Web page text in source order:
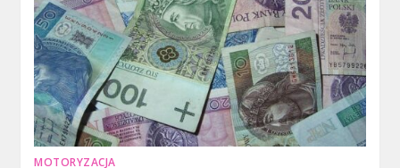
MOTORYZACJA